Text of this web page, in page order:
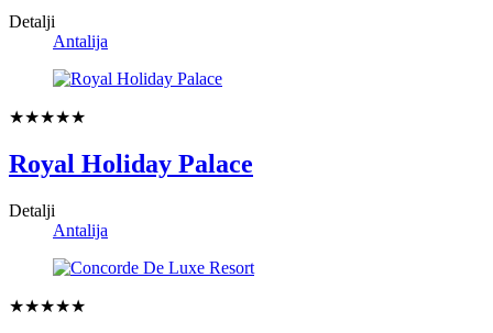
Detalji
Antalija
★★★★★
Royal Holiday Palace
Detalji
Antalija
★★★★★